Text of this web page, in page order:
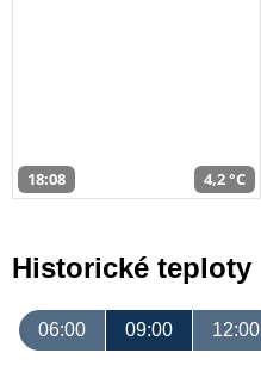
18:08 4,2 °C
Historické teploty
06:00 09:00 12:00